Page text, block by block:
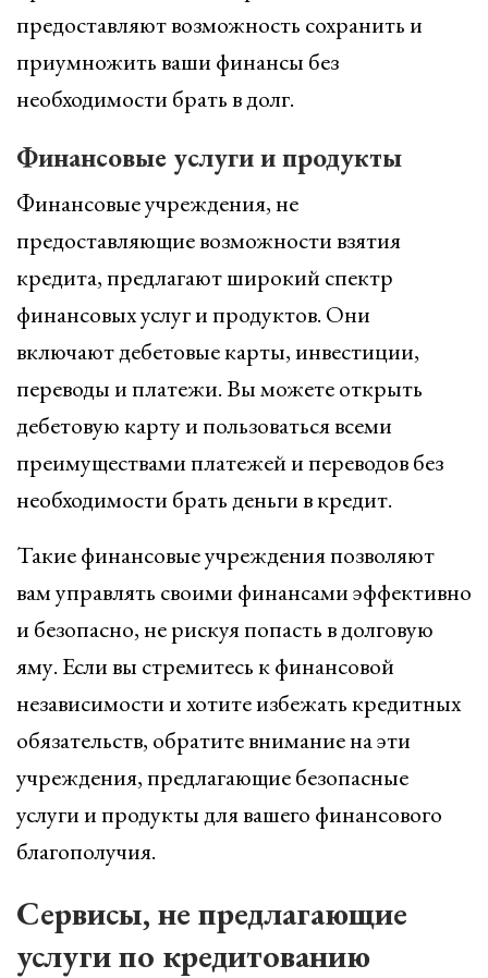
предоставляют возможность сохранить и
приумножить ваши финансы без
необходимости брать в долг.
Финансовые услуги и продукты
Финансовые учреждения, не
предоставляющие возможности взятия
кредита, предлагают широкий спектр
финансовых услуг и продуктов. Они
включают дебетовые карты, инвестиции,
переводы и платежи. Вы можете открыть
дебетовую карту и пользоваться всеми
преимуществами платежей и переводов без
необходимости брать деньги в кредит.
Такие финансовые учреждения позволяют
вам управлять своими финансами эффективно
и безопасно, не рискуя попасть в долговую
яму. Если вы стремитесь к финансовой
независимости и хотите избежать кредитных
обязательств, обратите внимание на эти
учреждения, предлагающие безопасные
услуги и продукты для вашего финансового
благополучия.
Сервисы, не предлагающие
услуги по кредитованию